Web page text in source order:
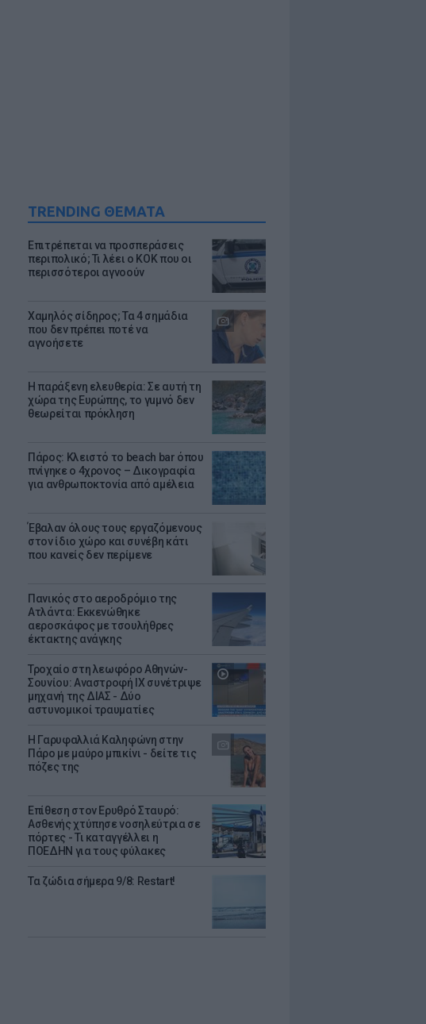
TRENDING ΘΕΜΑΤΑ
Επιτρέπεται να προσπεράσεις
περιπολικό; Τι λέει ο ΚΟΚ που οι
περισσότεροι αγνοούν
Χαμηλός σίδηρος; Τα 4 σημάδια
που δεν πρέπει ποτέ να
αγνοήσετε
Η παράξενη ελευθερία: Σε αυτή τη
χώρα της Ευρώπης, το γuμνό δεν
θεωρείται πρόκληση
Πάρος: Κλειστό το beach bar όπου
πνίγηκε ο 4χρονος – Δικογραφία
για ανθρωποκτονία από αμέλεια
Έβαλαν όλους τους εργαζόμενους
στον ίδιο χώρο και συνέβη κάτι
που κανείς δεν περίμενε
Πανικός στο αεροδρόμιο της
Ατλάντα: Εκκενώθηκε
αεροσκάφος με τσουλήθρες
έκτακτης ανάγκης
Τροχαίο στη λεωφόρο Αθηνών-
Σουνίου: Αναστροφή ΙΧ συνέτριψε
μηχανή της ΔΙΑΣ - Δύο
αστυνομικοί τραυματίες
Η Γαρυφαλλιά Καληφώνη στην
Πάρο με μαύρο μπικίνι - δείτε τις
πόζες της
Επίθεση στον Ερυθρό Σταυρό:
Ασθενής χτύπησε νοσηλεύτρια σε
πόρτες - Τι καταγγέλλει η
ΠΟΕΔΗΝ για τους φύλακες
Τα ζώδια σήμερα 9/8: Restart!